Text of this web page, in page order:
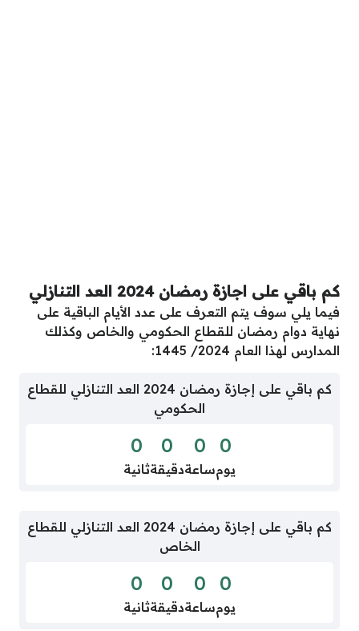
كم باقي على اجازة رمضان 2024 العد التنازلي
فيما يلي سوف يتم التعرف على عدد الأيام الباقية على
نهاية دوام رمضان للقطاع الحكومي والخاص وكذلك
المدارس لهذا العام 2024/ 1445:
كم باقي على إجازة رمضان 2024 العد التنازلي للقطاع
الحكومي
0
يوم
0
ساعة
0
دقيقة
0
ثانية
كم باقي على إجازة رمضان 2024 العد التنازلي للقطاع
الخاص
0
يوم
0
ساعة
0
دقيقة
0
ثانية